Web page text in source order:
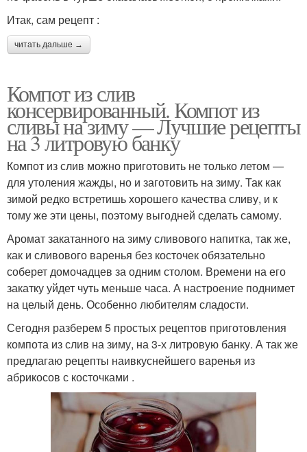
Итак, сам рецепт :
читать дальше →
Компот из слив
консервированный. Компот из
сливы на зиму — Лучшие рецепты
на 3 литровую банку
Компот из слив можно приготовить не только летом —
для утоления жажды, но и заготовить на зиму. Так как
зимой редко встретишь хорошего качества сливу, и к
тому же эти цены, поэтому выгодней сделать самому.
Аромат закатанного на зиму сливового напитка, так же,
как и сливового варенья без косточек обязательно
соберет домочадцев за одним столом. Времени на его
закатку уйдет чуть меньше часа. А настроение поднимет
на целый день. Особенно любителям сладости.
Сегодня разберем 5 простых рецептов приготовления
компота из слив на зиму, на 3-х литровую банку. А так же
предлагаю рецепты наивкуснейшего варенья из
абрикосов с косточками .